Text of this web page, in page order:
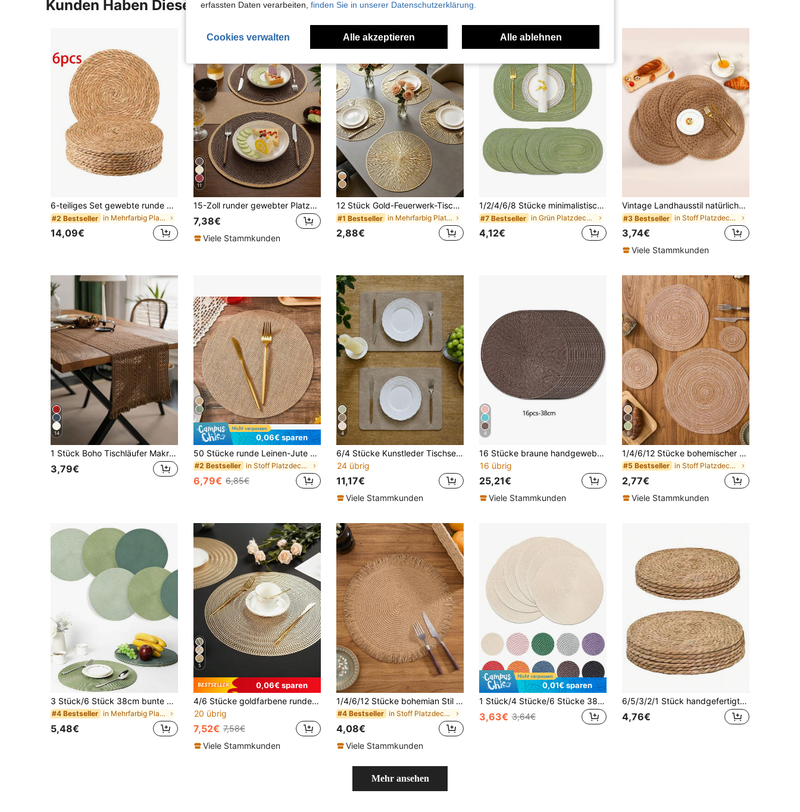
Kunden Haben Diese Artikel Auch Angeschaut
6-teiliges Set gewebte runde Tischsets - perfekt für den böhmischen Stil beim Essen | ideal für Restaurants, Partys, Hochzeiten, Heimdekoration, Weihnachtsdekoration, rustikale Korb-Tischsets, chinesische Garten-Teetassen-Sets, Tischsets und Teetisch-Sets für runde Schüsseln und Teller, Küchenmatten, geeignet für Restaurants, Küchen und Outdoor-Picknicks
#2 Bestseller in Mehrfarbig Platzdeckchen
14,09€
11
15-Zoll runder gewebter Platzset (4/6 Stücke), braun, waschbar, abwischbar, hitzebeständig, geeignet für Feierlichkeiten, Innen- und Außenbereich für den täglichen Gebrauch
7,38€
Viele Stammkunden
12 Stück Gold-Feuerwerk-Tischsets 15 Zoll rund, PVC-Material mit Goldfolien-Verarbeitung, schöne Vasenuntersetzer, Goldfolien-Cut Out-Kaffeetassen-Untersetzer, waschbar, leicht zu reinigen, abwischbar, rutschfest, hitzebeständig, geeignet für Raumdekoration, Esszimmertisch-Dekoration, Heimdekoration, Feiertage, Partys, Geburtstage, Hochzeiten und Abendessen
#1 Bestseller in Mehrfarbig Platzdeckchen
2,88€
1/2/4/6/8 Stücke minimalistische ovale Polyester-Tischsets in Milchkaffee-Farbverlauf, Raumdekoration, Halloween-Dekoration, Schulanfang, Herbstdekoration
#7 Bestseller in Grün Platzdeckchen
4,12€
Vintage Landhausstil natürliche gewebte Tischsets, runde Esszimmer Dekoration, geeignet für Restaurants, Zuhause und Familienfeiern
#3 Bestseller in Stoff Platzdeckchen
3,74€
Viele Stammkunden
14
1 Stück Boho Tischläufer Makramee Tischläufer für Heim-Dekoration, Creme & Braun Makramee Tischläufer mit Quasten für Boho Esszimmer Schlafzimmer Dekoration, rustikale Brautparty, Bauernhaus rustikaler Tischläufer, Platzset, Thanksgiving Weihnachten Heim-Dekoration (verschiedene Größen erhältlich)
3,79€
0,06€ sparen
50 Stücke runde Leinen-Jute Tischset, Blumentopf Unterlage, Hitzebeständige Esszimmertisch Unterlage für Küche und Restaurant, Hochzeitstischdecke, Hochzeitsdekoration, Heimdekoration, Raumdekoration, geeignet für Hochzeitsparty, Geburtstagsparty, Familientreffen, Restaurantdekoration.
#2 Bestseller in Stoff Platzdeckchen
6,79€ 6,85€
4
6/4 Stücke Kunstleder Tischsets, wasserdicht, hitzebeständig, rutschfest, geeignet für Innen- und Außenbereich, leicht zu reinigen
24 übrig
11,17€
Viele Stammkunden
8
16 Stücke braune handgewebte PP-Tischsets, runde gewebte Tischsets, hitzebeständige Matten, dekorative Matten, Bestseller-Produkt, in mehreren Farben erhältlich, Tischmatten, knitterfreie Tischsets, geeignet für Geburtstag, Weihnachten, Einweihungsparty, Feierbankett, Feiertagsparty, Familientreffen und andere Anlässe.
16 übrig
25,21€
Viele Stammkunden
6
1/4/6/12 Stücke bohemischer Stil gewebte Tischsets, runde einfarbige Tischmatten für Küchen Dekoration, geeignet für Feste, Partys, Geburtstage, Vintage, ländlich, Außengastronomie, Dekor für alle Jahreszeiten Zuhause
#5 Bestseller in Stoff Platzdeckchen
2,77€
Viele Stammkunden
3 Stück/6 Stück 38cm bunte gewebte runde Tischsets, hellfarbige runde Tischsets, salbeigrüne runde Tischsets geeignet für Esstisch, runden Essbereich, Küche, Geburtstagsfest, Hochzeitsfeier, Feier zu Feiertagen
#4 Bestseller in Mehrfarbig Platzdeckchen
5,48€
5
0,06€ sparen
4/6 Stücke goldfarbene runde Tischsets, Weizendesign, 15-Inch Durchmesser, Material: PVC, waschbar, geeignet für Dining, Veranstaltungen, Partys, Hochzeiten, Brautduschen, Zuhause & täglichen Gebrauch
20 übrig
7,52€ 7,58€
Viele Stammkunden
1/4/6/12 Stücke bohemian Stil runde Papier Tischsets mit natürlichen Quasten, rutschfeste Auflagen für Küchen und Esszimmertisch Dekoration, geeignet für Feiertage, Geburtstage, Hochzeiten, Heimdekoration (Bitte beachten Sie, dass das Tischmaterial aus Papier besteht und nicht gewaschen werden kann)
#4 Bestseller in Stoff Platzdeckchen
4,08€
Viele Stammkunden
0,01€ sparen
1 Stück/4 Stücke/6 Stücke 38cm runde gewebte PP Tischsets, waschbare rutschfeste flache Tischunterlagen, geeignet für Heim-Esszimmerdekoration, Frühlings-Outdoor-Party-Geschenke, Weihnachtsdekorationen
3,63€ 3,64€
6/5/3/2/1 Stück handgefertigte gewebte runde Tischsets, natürliche gewebte hitzebeständige rutschfeste Tischmatten, faltbar und wiederverwendbar, Tischdekoration und Geschenk zur Einweihungsparty (aus natürlichem Rattan gefertigt, leichte Unvollkommenheiten sind normal und beeinträchtigen die Verwendung nicht)
4,76€
Mehr ansehen
erfassten Daten verarbeiten, finden Sie in unserer Datenschutzerklärung.
Cookies verwalten Alle akzeptieren Alle ablehnen